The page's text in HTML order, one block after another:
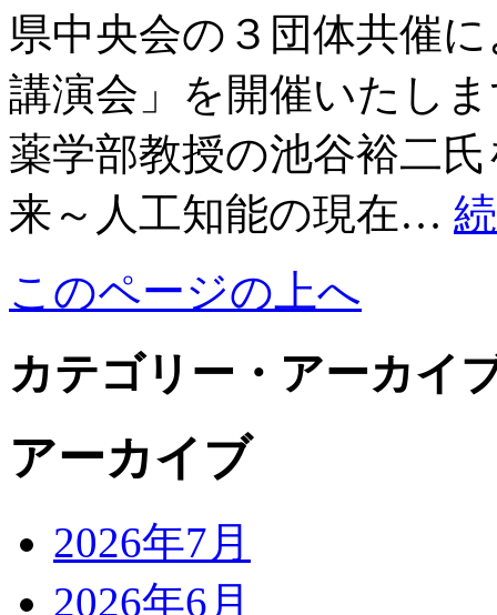
県中央会の３団体共催
講演会」を開催いたし
薬学部教授の池谷裕二
来～人工知能の現在…
このページの上へ
カテゴリー・アーカイ
アーカイブ
2026年7月
2026年6月